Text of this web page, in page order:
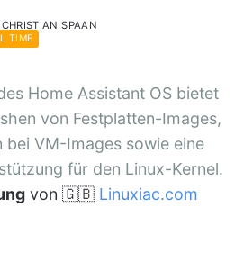
SPAAN
TIME
Home Assistant OS bietet
von Festplatten-Images,
bei VM-Images sowie eine
für den Linux-Kernel.
von 🇬🇧 Linuxiac.com